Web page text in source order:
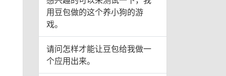
用豆包做的这个养小狗的游
戏。
请问怎样才能让豆包给我做一
个应用出来。